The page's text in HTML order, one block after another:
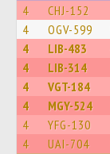
4 CHJ-152
4 OGV-599
4 LIB-483
4 LIB-314
4 VGT-184
4 MGY-524
4 YFG-130
4 UAI-704